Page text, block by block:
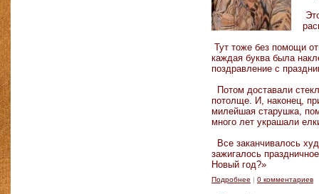
Тут тоже без помощи
каждая буква была
поздравление с
Потом доставали
потолще. И, наконец,
милейшая старушка,
много лет украшали
Все заканчивалось
зажигалось
Новый год?»
Подробнее | 0 комментариев